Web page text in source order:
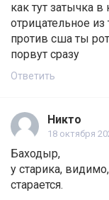
как тут затычка
отрицательное из
против сша ты
порвут сразу
Ответить
Никто
18 октября
Баходыр,
у старика,
старается.